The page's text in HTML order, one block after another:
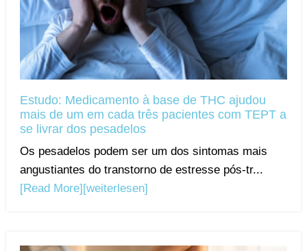
Estudo: Medicamento à base de THC ajudou
mais de um em cada três pacientes com TEPT a
se livrar dos pesadelos
Os pesadelos podem ser um dos sintomas mais
angustiantes do transtorno de estresse pós-tr...
[Read More] [weiterlesen]